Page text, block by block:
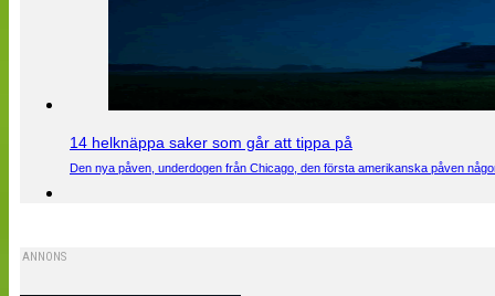
14 helknäppa saker som går att tippa på
Den nya påven, underdogen från Chicago, den första amerikanska påven
ANNONS